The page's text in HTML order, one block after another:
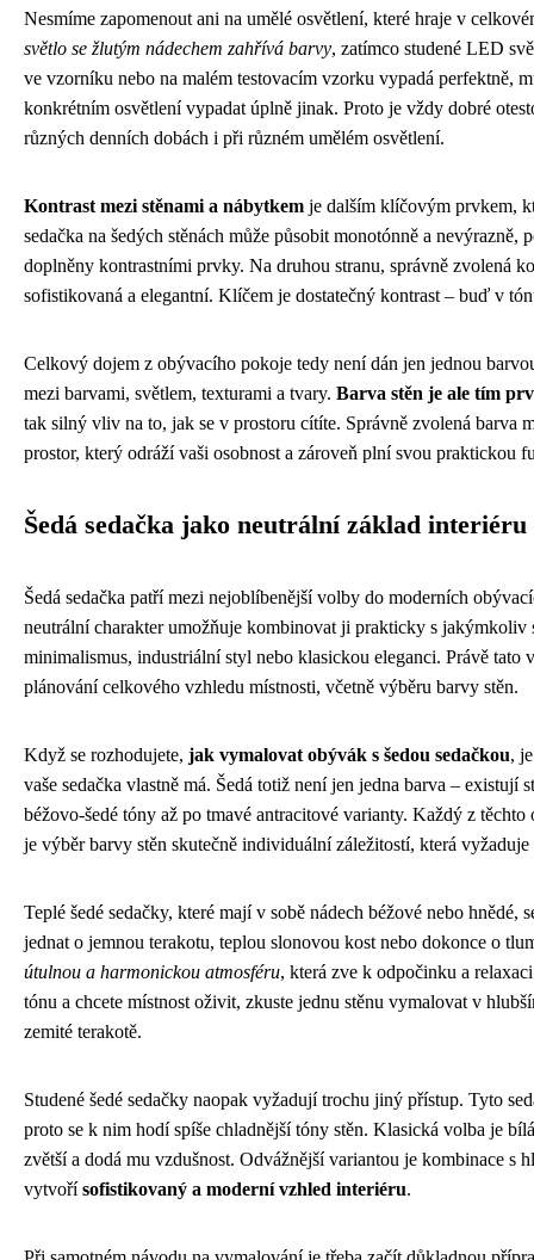
Nesmíme zapomenout ani na umělé osvětlení, které hraje v
světlo se žlutým nádechem zahřívá barvy, zatímco studené LED
ve vzorníku nebo na malém testovacím vzorku vypadá perfektně,
konkrétním osvětlení vypadat úplně jinak. Proto je vždy dobré
různých denních dobách i při různém umělém osvětlení.
Kontrast mezi stěnami a nábytkem je dalším klíčovým prvkem,
sedačka na šedých stěnách může působit monotónně a
doplněny kontrastními prvky. Na druhou stranu, správně zvolená
sofistikovaná a elegantní. Klíčem je dostatečný kontrast – buď v
Celkový dojem z obývacího pokoje tedy není dán jen jednou
mezi barvami, světlem, texturami a tvary. Barva stěn je ale tím
tak silný vliv na to, jak se v prostoru cítíte. Správně zvolená barva
prostor, který odráží vaši osobnost a zároveň plní svou praktickou
Šedá sedačka jako neutrální základ interiéru
Šedá sedačka patří mezi nejoblíbenější volby do moderních
neutrální charakter umožňuje kombinovat ji prakticky s jakýmkoliv
minimalismus, industriální styl nebo klasickou eleganci. Právě tato
plánování celkového vzhledu místnosti, včetně výběru barvy stěn.
Když se rozhodujete, jak vymalovat obývák s šedou sedačkou,
vaše sedačka vlastně má. Šedá totiž není jen jedna barva –
béžovo-šedé tóny až po tmavé antracitové varianty. Každý z
je výběr barvy stěn skutečně individuální záležitostí, která
Teplé šedé sedačky, které mají v sobě nádech béžové nebo
jednat o jemnou terakotu, teplou slonovou kost nebo dokonce o
útulnou a harmonickou atmosféru, která zve k odpočinku a
tónu a chcete místnost oživit, zkuste jednu stěnu vymalovat v
zemité terakotě.
Studené šedé sedačky naopak vyžadují trochu jiný přístup. Tyto
proto se k nim hodí spíše chladnější tóny stěn. Klasická volba je
zvětší a dodá mu vzdušnost. Odvážnější variantou je kombinace s
vytvořísofistikovaný a moderní vzhled interiéru.